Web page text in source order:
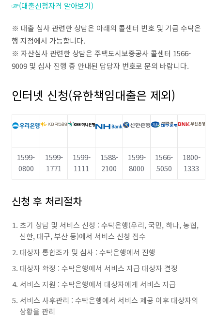
☞(대출신청자격 알아보기)
※ 대출 심사 관련한 상담은 아래의 콜센터 번호 및 기금 수탁은
행 지점에서 가능합니다.
※ 자산심사 관련한 상담은 주택도시보증공사 콜센터 1566-
9009 및 심사 진행 중 안내된 담당자 번호로 문의 바랍니다.
인터넷 신청(유한책임대출은 제외)
1599-
0800
1599-
1771
1599-
1111
1588-
2100
1599-
8000
1566-
5050
1800-
1333
신청 후 처리절차
초기 상담 및 서비스 신청 : 수탁은행(우리, 국민, 하나, 농협,
신한, 대구, 부산 등)에서 서비스 신청 접수
대상자 통합조가 및 심사 : 수탁은행에서 진행
대상자 확정 : 수탁은행에서 서비스 지급 대상자 결정
서비스 지원 : 수탁은행에서 대상자에게 서비스 지급
서비스 사후관리 : 수탁은행에서 서비스 제공 이후 대상자의
상황을 관리